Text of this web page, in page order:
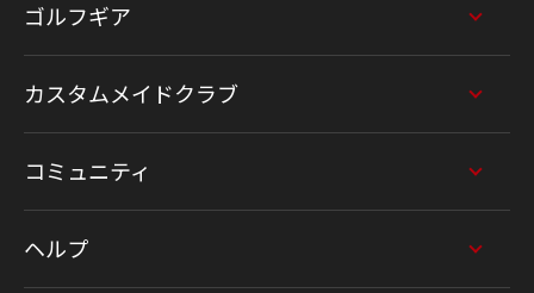
ゴルフギア
カスタムメイドクラブ
コミュニティ
ヘルプ